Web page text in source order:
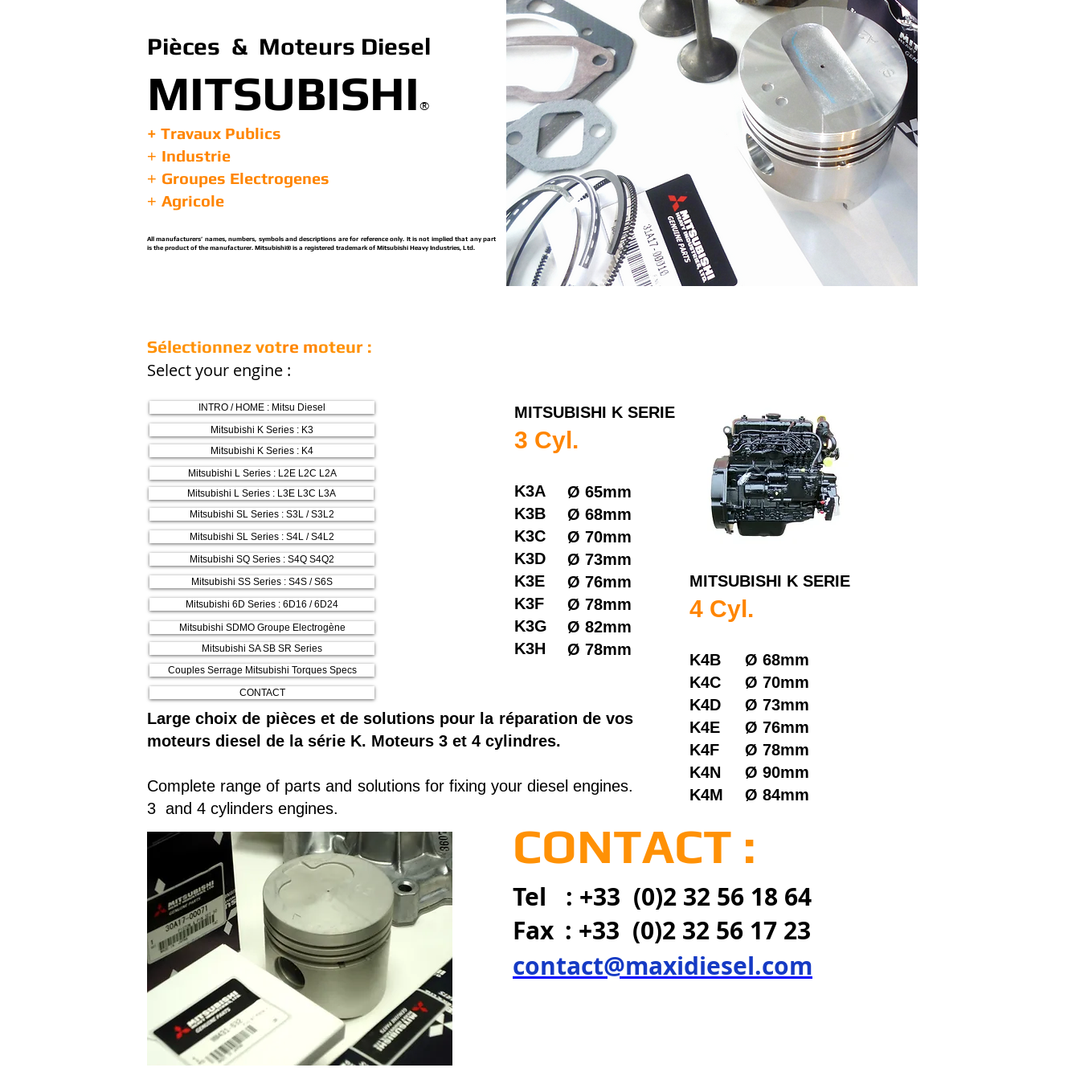
Pièces & Moteurs Diesel
MITSUBISHI ®
+ Travaux Publics
+ Industrie
+ Groupes Electrogenes
+ Agricole
All manufacturers’ names, numbers, symbols and descriptions are for reference only. It is not implied that any part
is the product of the manufacturer. Mitsubishi® is a registered trademark of Mitsubishi Heavy Industries, Ltd.
MITSUBISHI K SERIE
3 Cyl.
K3A
K3B
K3C
K3D
K3E
K3F
K3G
K3H
Large choix de pièces et de solutions pour la réparation de vos
moteurs diesel de la série K. Moteurs 3 et 4 cylindres.
Complete range of parts and solutions for fixing your diesel engines.
3 and 4 cylinders engines.
MITSUBISHI K SERIE
4 Cyl.
K4B
K4C
K4D
K4E
K4F
K4N
K4M
Ø 65mm
Ø 68mm
Ø 70mm
Ø 73mm
Ø 76mm
Ø 78mm
Ø 82mm
Ø 78mm
Ø 68mm
Ø 70mm
Ø 73mm
Ø 76mm
Ø 78mm
Ø 90mm
Ø 84mm
CONTACT :
Tel : +33 (0)2 32 56 18 64
Fax : +33 (0)2 32 56 17 23
contact@maxidiesel.com
Mitsubishi SL Series : S3L / S3L2
Mitsubishi SQ Series : S4Q S4Q2
Mitsubishi SS Series : S4S / S6S
Couples Serrage Mitsubishi Torques Specs
CONTACT
Mitsubishi K Series : K3
INTRO / HOME : Mitsu Diesel
Mitsubishi L Series : L2E L2C L2A
Mitsubishi SL Series : S4L / S4L2
Mitsubishi 6D Series : 6D16 / 6D24
Mitsubishi SA SB SR Series
Sélectionnez votre moteur :
Select your engine :
Mitsubishi L Series : L3E L3C L3A
Mitsubishi SDMO Groupe Electrogène
Mitsubishi K Series : K4